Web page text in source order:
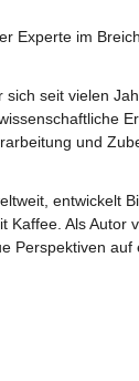
Experte im
seit vielen
und
entwickelt
Als